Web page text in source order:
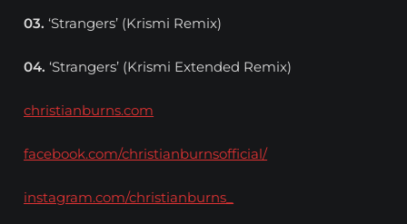
03. ‘Strangers’ (Krismi Remix)
04. ‘Strangers’ (Krismi Extended Remix)
christianburns.com
facebook.com/christianburnsofficial/
instagram.com/christianburns_